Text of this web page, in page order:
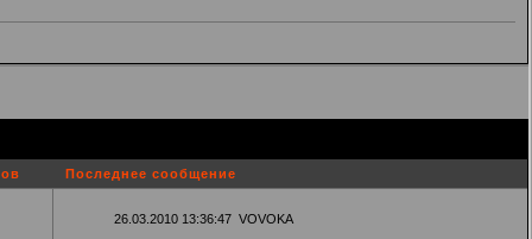
Последнее сообщение
26.03.2010 13:36:47 VOVOKA